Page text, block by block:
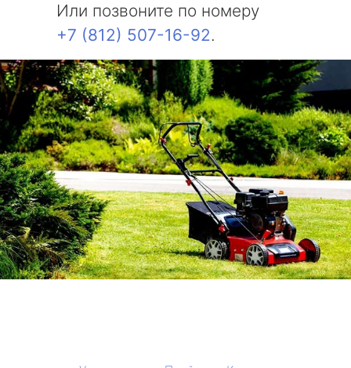
Или позвоните по номеру
+7 (812) 507-16-92.